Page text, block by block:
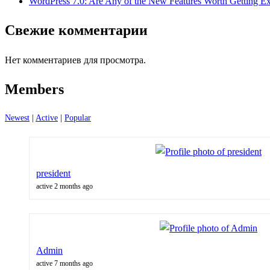
Свежие комментарии
Нет комментариев для просмотра.
Members
Newest | Active | Popular
president
active 2 months ago
Admin
active 7 months ago